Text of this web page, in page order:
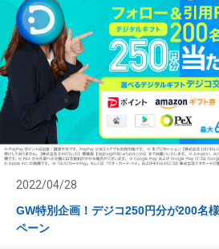
2022/04/28
GW特別企画！デジコ250円分が200名
ペーン